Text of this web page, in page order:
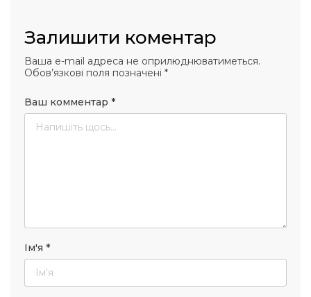
Залишити коментар
Ваша e-mail адреса не оприлюднюватиметься.
Обов’язкові поля позначені *
Ваш комментар *
Ім'я *